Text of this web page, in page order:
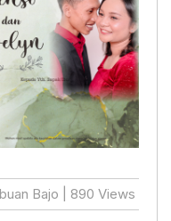
Bajo | 890 Views